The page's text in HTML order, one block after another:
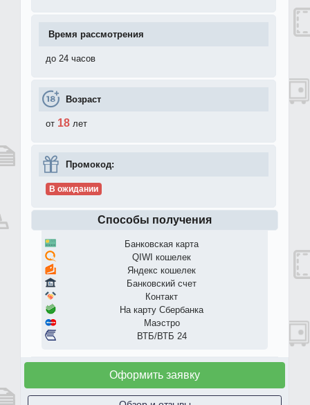
Время рассмотрения
до 24 часов
Возраст
от 18 лет
Промокод:
В ожидании
Способы получения
Банковская карта
QIWI кошелек
Яндекс кошелек
Банковский счет
Контакт
На карту Сбербанка
Маэстро
ВТБ/ВТБ 24
Оформить заявку